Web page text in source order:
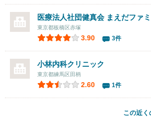
医療法人社団健真会 まえだファ
東京都板橋区赤塚
3.90 3件
小林内科クリニック
東京都練馬区田柄
2.60 1件
この近